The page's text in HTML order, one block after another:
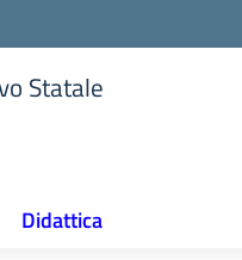
Statale
Didattica